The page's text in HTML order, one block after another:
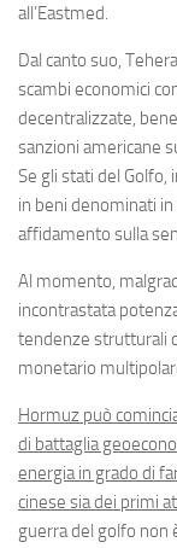
all’Eastmed.
Dal canto suo,
scambi economici
decentralizzate,
sanzioni americane
Se gli stati del Golfo,
in beni denominati
affidamento sulla
Al momento,
incontrastata
tendenze strutturali
monetario
Hormuz può
di battaglia
energia in grado di
cinese sia dei primi
guerra del golfo non